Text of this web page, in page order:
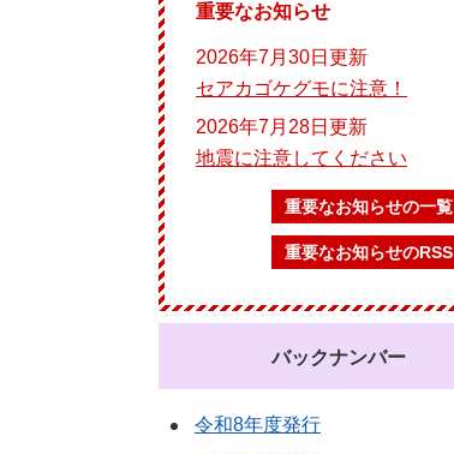
重要なお知らせ
2026年7月30日更新
セアカゴケグモに注意！
2026年7月28日更新
地震に注意してください
重要なお知らせの一覧
重要なお知らせのRSS
バックナンバー
令和8年度発行